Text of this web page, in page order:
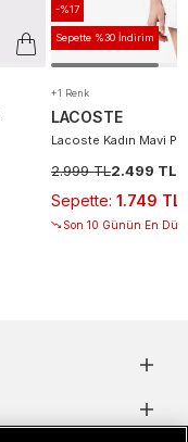
-%17
Sepette %30 İndirim
+1 Renk
LACOSTE
Lacoste Kadın Mavi
2.999 TL2.499 TL
Sepette: 1.749 TL
Son 10 Günün En